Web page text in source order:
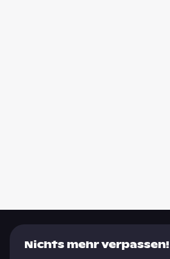
Nichts mehr verpassen!